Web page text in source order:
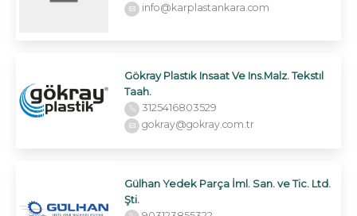
info@karplastankara.com
Gökray Plastık Insaat Ve Ins.Malz. Tekstıl
Taah.
3125416803529
gokray@gokray.com.tr
Gülhan Yedek Parça İml. San. ve Tic. Ltd.
Şti.